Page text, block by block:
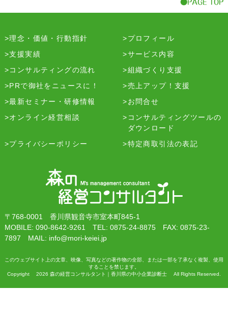
理念・価値・行動指針
プロフィール
支援実績
サービス内容
コンサルティングの流れ
組織づくり支援
PRで御社をニュースに！
売上アップ！支援
最新セミナー・研修情報
お問合せ
オンライン経営相談
コンサルティングツールの
ダウンロード
プライバシーポリシー
特定商取引法の表記
〒768-0001 香川県観音寺市室本町845-1
MOBILE: 090-8642-9261 TEL: 0875-24-8875 FAX: 0875-23-
7897 MAIL: info@mori-keiei.jp
このウェブサイト上の文章、映像、写真などの著作物の全部、または一部を了承なく複製、使用
することを禁じます。
Copyright 2026 森の経営コンサルタント｜香川県の中小企業診断士 All Rights Reserved.